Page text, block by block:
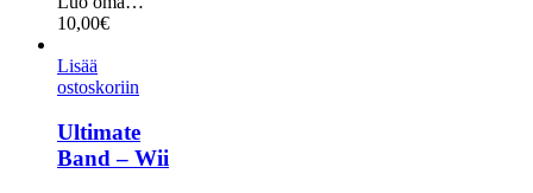
10,00€
Lisää
ostoskoriin
Ultimate
Band – Wii